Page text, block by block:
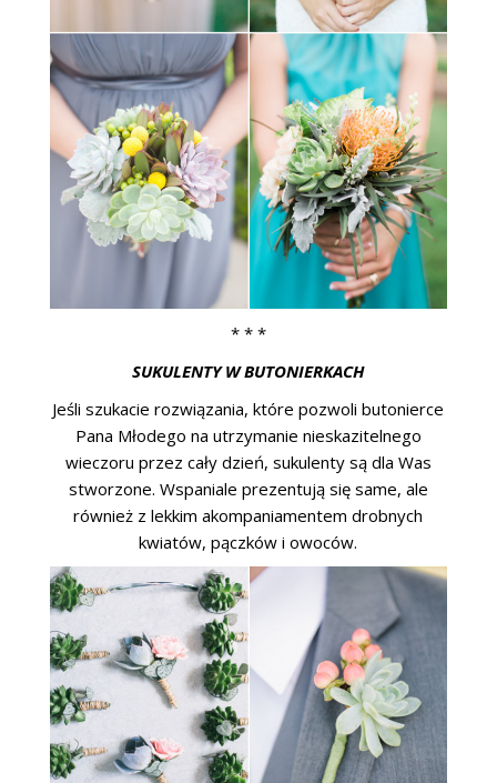
* * *
SUKULENTY W BUTONIERKACH
Jeśli szukacie rozwiązania, które pozwoli butonierce
Pana Młodego na utrzymanie nieskazitelnego
wieczoru przez cały dzień, sukulenty są dla Was
stworzone. Wspaniale prezentują się same, ale
również z lekkim akompaniamentem drobnych
kwiatów, pączków i owoców.